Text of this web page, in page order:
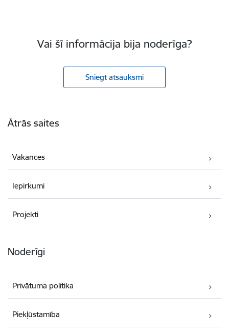
Vai šī informācija bija noderīga?
Sniegt atsauksmi
Ātrās saites
Vakances
Iepirkumi
Projekti
Noderīgi
Privātuma politika
Piekļūstamība